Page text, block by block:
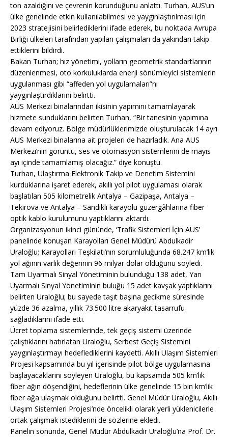
ton azaldığını ve çevrenin korunduğunu anlattı. Turhan, AUS’un
ülke genelinde etkin kullanılabilmesi ve yaygınlaştırılması için
2023 stratejisini belirlediklerini ifade ederek, bu noktada Avrupa
Birliği ülkeleri tarafından yapılan çalışmaları da yakından takip
ettiklerini bildirdi.
Bakan Turhan; hız yönetimi, yolların geometrik standartlarının
düzenlenmesi, oto korkuluklarda enerji sönümleyici sistemlerin
uygulanması gibi “affeden yol uygulamaları”nı
yaygınlaştırdıklarını belirtti.
AUS Merkezi binalarından ikisinin yapımını tamamlayarak
hizmete sunduklarını belirten Turhan, “Bir tanesinin yapımına
devam ediyoruz. Bölge müdürlüklerimizde oluşturulacak 14 ayrı
AUS Merkezi binalarına ait projeleri de hazırladık. Ana AUS
Merkezi’nin görüntü, ses ve otomasyon sistemlerini de mayıs
ayı içinde tamamlamış olacağız.” diye konuştu.
Turhan, Ulaştırma Elektronik Takip ve Denetim Sistemini
kurduklarına işaret ederek, akıllı yol pilot uygulaması olarak
başlatılan 505 kilometrelik Antalya – Gazipaşa, Antalya –
Tekirova ve Antalya – Sandıklı karayolu güzergâhlarına fiber
optik kablo kurulumunu yaptıklarını aktardı.
Organizasyonun ikinci gününde, ‘Trafik Sistemleri İçin AUS’
panelinde konuşan Karayolları Genel Müdürü Abdulkadir
Uraloğlu; Karayolları Teşkilatı’nın sorumluluğunda 68.247 km’lik
yol ağının varlık değerinin 96 milyar dolar olduğunu söyledi.
Tam Uyarmalı Sinyal Yönetiminin bulunduğu 138 adet, Yarı
Uyarmalı Sinyal Yönetiminin buluğu 15 adet kavşak yaptıklarını
belirten Uraloğlu; bu sayede taşıt başına gecikme süresinde
yüzde 36 azalma, yıllık 73.500 litre akaryakıt tasarrufu
sağladıklarını ifade etti.
Ücret toplama sistemlerinde, tek geçiş sistemi üzerinde
çalıştıklarını hatırlatan Uraloğlu, Serbest Geçiş Sistemini
yaygınlaştırmayı hedeflediklerini kaydetti. Akıllı Ulaşım Sistemleri
Projesi kapsamında bu yıl içerisinde pilot bölge uygulamasına
başlayacaklarını söyleyen Uraloğlu, bu kapsamda 505 km’lik
fiber ağın döşendiğini, hedeflerinin ülke genelinde 15 bin km’lik
fiber ağa ulaşmak olduğunu belirtti. Genel Müdür Uraloğlu, Akıllı
Ulaşım Sistemleri Projesi’nde öncelikli olarak yerli yüklenicilerle
ortak çalışmak istediklerini de sözlerine ekledi.
Panelin sonunda, Genel Müdür Abdulkadir Uraloğlu’na Prof. Dr.